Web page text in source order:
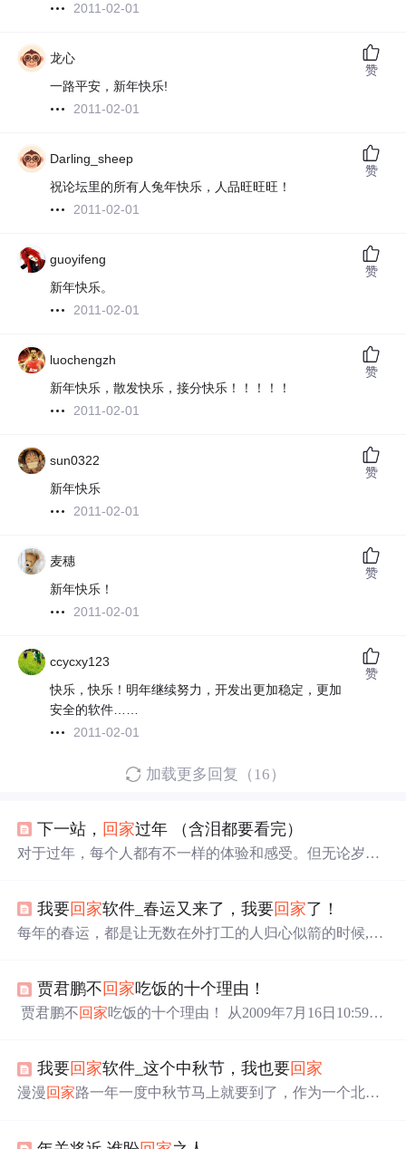
2011-02-01
龙心
一路平安，新年快乐!
2011-02-01
赞
Darling_sheep
祝论坛里的所有人兔年快乐，人品旺旺旺！
2011-02-01
赞
guoyifeng
新年快乐。
2011-02-01
赞
luochengzh
新年快乐，散发快乐，接分快乐！！！！！
2011-02-01
赞
sun0322
新年快乐
2011-02-01
赞
麦穗
新年快乐！
2011-02-01
赞
ccycxy123
快乐，快乐！明年继续努力，开发出更加稳定，更加
安全的软件……
2011-02-01
赞
加载更多回复（16）
下一站， 回家过年 （含泪都要看完）
对于过年，每个人都有不一样的体验和感受。但无论岁月
我要回家软件_春运又来了，我要回家了！
每年的春运，都是让无数在外打工的人归心似箭的时候,这
图片来源于网络归途的喜怒哀乐，因为“团圆”两个字，都
变得值得！春运开始前，这张回家的票伤透了脑筋，用尽
家人的期盼。父亲望着女儿津津有味的吃着烤肠...
贾君鹏不 回家吃饭的十个理由！
贾君鹏不回家吃饭的十个理由！ 从2009年7月16日10:59
同学依然迟迟没有回家吃饭，为什么呢？肯定不是寂寞，
再怎么寂寞也扛不住肚子的饥饿，笔者今天在“饭否网”知
我要回家软件_这个中秋节，我也要回家
漫漫回家路‍一年一度中秋节马上就要到了，作为一个北漂